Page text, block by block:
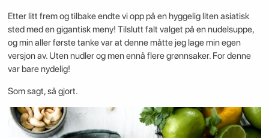
Etter litt frem og tilbake endte vi opp på en hyggelig liten asiatisk
sted med en gigantisk meny! Tilslutt falt valget på en nudelsuppe,
og min aller første tanke var at denne måtte jeg lage min egen
versjon av. Uten nudler og men ennå flere grønnsaker. For denne
var bare nydelig!
Som sagt, så gjort.